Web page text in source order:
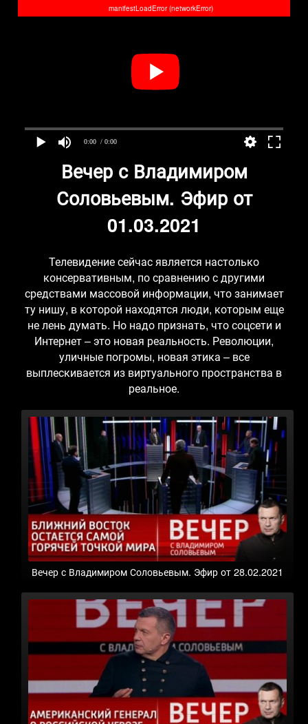
0:00 / 0:00
manifestLoadError (networkError)
Вечер с Владимиром
Соловьевым. Эфир от
01.03.2021
Телевидение сейчас является настолько
консервативным, по сравнению с другими
средствами массовой информации, что занимает
ту нишу, в которой находятся люди, которым еще
не лень думать. Но надо признать, что соцсети и
Интернет – это новая реальность. Революции,
уличные погромы, новая этика – все
выплескивается из виртуального пространства в
реальное.
Вечер с Владимиром Соловьевым. Эфир от 28.02.2021